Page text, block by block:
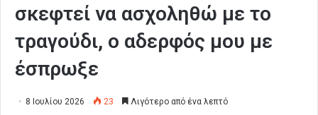
σκεφτεί να ασχοληθώ με το
τραγούδι, ο αδερφός μου με
έσπρωξε
8 Ιουλίου 2026 23 Λιγότερο από ένα λεπτό